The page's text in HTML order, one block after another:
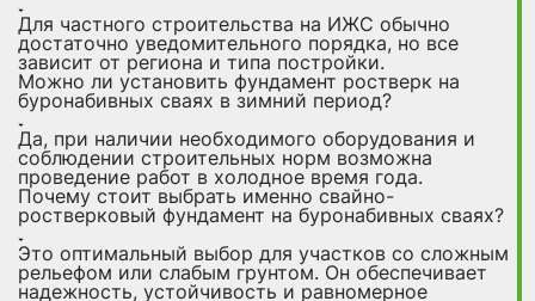
Для частного строительства на ИЖС обычно
достаточно уведомительного порядка, но все
зависит от региона и типа постройки.
Можно ли установить фундамент ростверк на
буронабивных сваях в зимний период?
Да, при наличии необходимого оборудования и
соблюдении строительных норм возможна
проведение работ в холодное время года.
Почему стоит выбрать именно свайно-
ростверковый фундамент на буронабивных сваях?
Это оптимальный выбор для участков со сложным
рельефом или слабым грунтом. Он обеспечивает
надежность, устойчивость и равномерное